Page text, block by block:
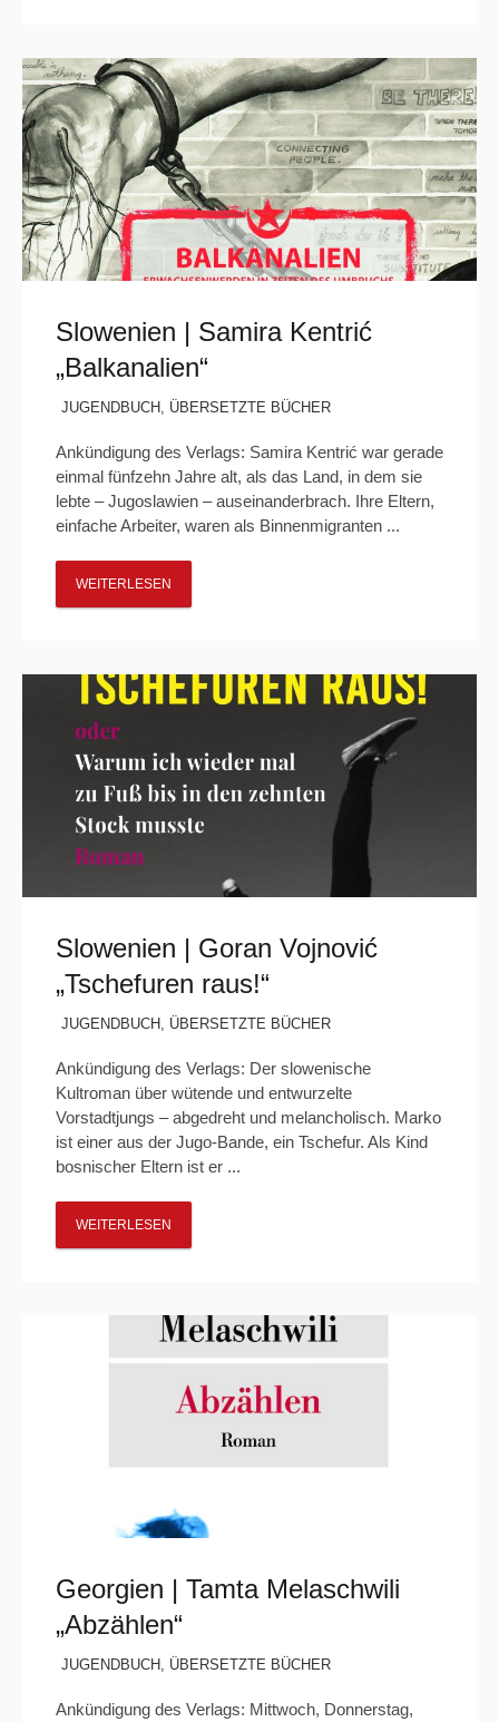
Slowenien | Samira Kentrić
„Balkanalien“
JUGENDBUCH , ÜBERSETZTE BÜCHER
Ankündigung des Verlags: Samira Kentrić war gerade
einmal fünfzehn Jahre alt, als das Land, in dem sie
lebte – Jugoslawien – auseinanderbrach. Ihre Eltern,
einfache Arbeiter, waren als Binnenmigranten ...
WEITERLESEN
Slowenien | Goran Vojnović
„Tschefuren raus!“
JUGENDBUCH , ÜBERSETZTE BÜCHER
Ankündigung des Verlags: Der slowenische
Kultroman über wütende und entwurzelte
Vorstadtjungs – abgedreht und melancholisch. Marko
ist einer aus der Jugo-Bande, ein Tschefur. Als Kind
bosnischer Eltern ist er ...
WEITERLESEN
Georgien | Tamta Melaschwili
„Abzählen“
JUGENDBUCH , ÜBERSETZTE BÜCHER
Ankündigung des Verlags: Mittwoch, Donnerstag,